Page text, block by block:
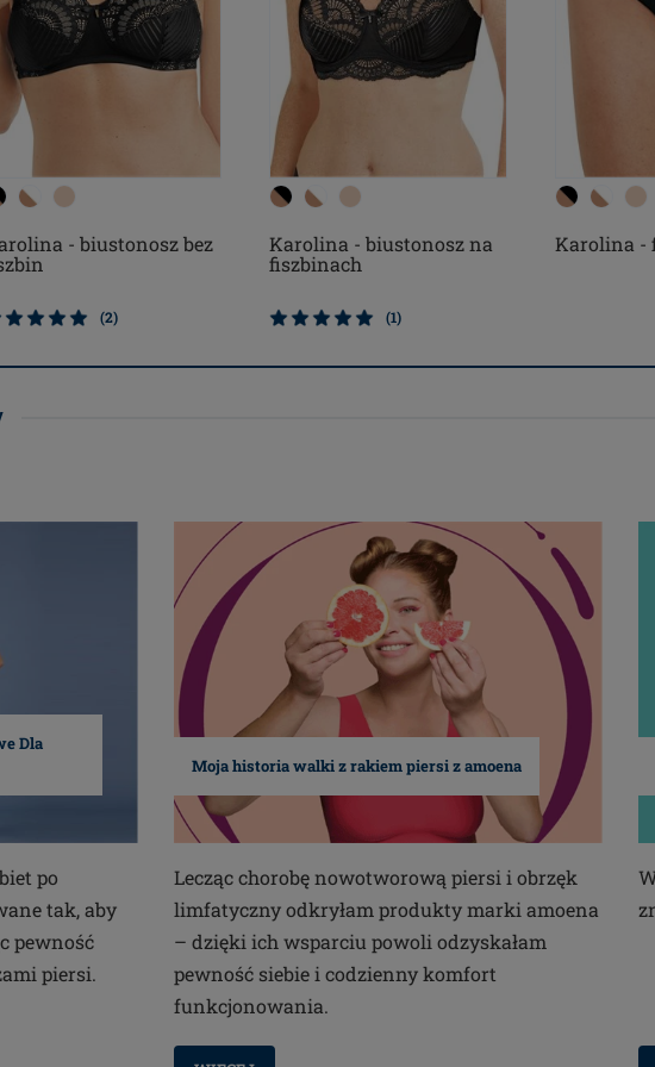
- biustonosz bez
(2)
Karolina - biustonosz na
fiszbinach
(1)
Karolina -
Dla
po
tak, aby
pewność
piersi.
Moja historia walki z rakiem piersi z amoena
Lecząc chorobę nowotworową piersi i obrzęk
limfatyczny odkryłam produkty marki amoena
– dzięki ich wsparciu powoli odzyskałam
pewność siebie i codzienny komfort
funkcjonowania.